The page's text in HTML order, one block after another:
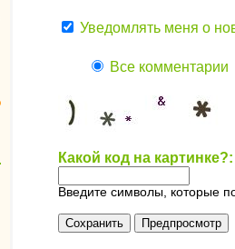
Уведомлять меня о
Все комментарии
Какой код на
Введите символы, которые